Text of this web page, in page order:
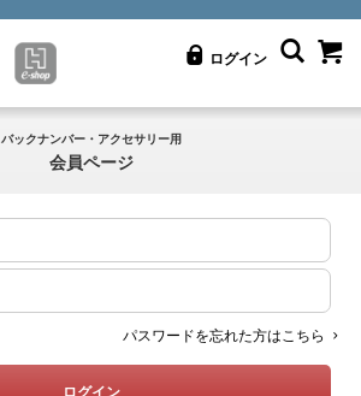
ログイン
バックナンバー・アクセサリー用
会員ページ
パスワードを忘れた方はこちら